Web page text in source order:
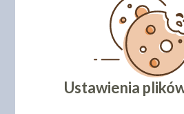
Ustawienia